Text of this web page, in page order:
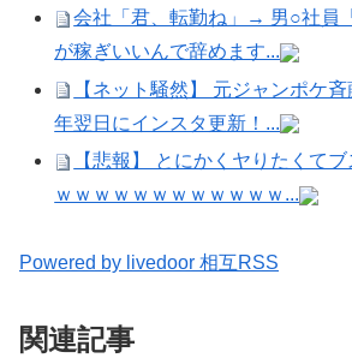
会社「君、転勤ね」→ 男○社員
が稼ぎいいんで辞めます...
【ネット騒然】 元ジャンポケ
年翌日にインスタ更新！...
【悲報】 とにかくヤりたくて
ｗｗｗｗｗｗｗｗｗｗｗｗ...
Powered by livedoor 相互RSS
関連記事